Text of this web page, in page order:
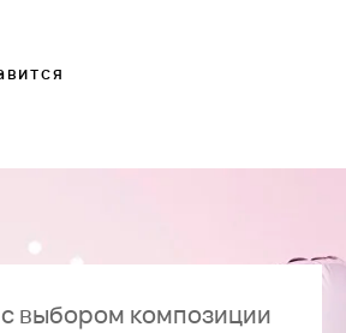
выбором композиции